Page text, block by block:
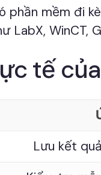
phần mềm đi
LabX, WinCT,
tế
Lưu kết